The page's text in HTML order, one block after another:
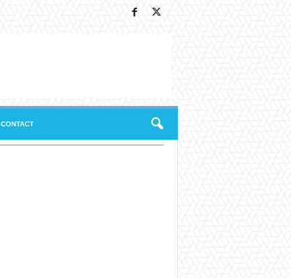
CONTACT